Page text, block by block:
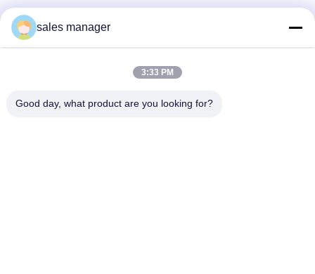
sales manager
3:33 PM
Good day, what product are you looking for?